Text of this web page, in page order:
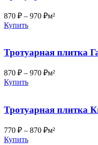
870 ₽ – 970 ₽м²
Купить
Тротуарная плитка
870 ₽ – 970 ₽м²
Купить
Тротуарная плитка
770 ₽ – 870 ₽м²
Купить